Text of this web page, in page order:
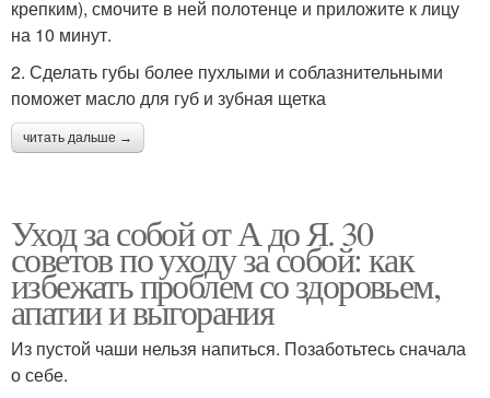
крепким), смочите в ней полотенце и приложите к лицу
на 10 минут.
2. Сделать губы более пухлыми и соблазнительными
поможет масло для губ и зубная щетка
читать дальше →
Уход за собой от А до Я. 30
советов по уходу за собой: как
избежать проблем со здоровьем,
апатии и выгорания
Из пустой чаши нельзя напиться. Позаботьтесь сначала
о себе.